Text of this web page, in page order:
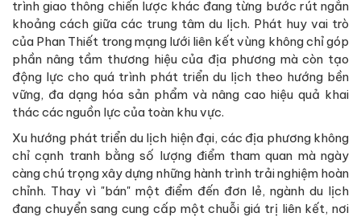
trình giao thông chiến lược khác đang từng bước rút ngắn
khoảng cách giữa các trung tâm du lịch. Phát huy vai trò
của Phan Thiết trong mạng lưới liên kết vùng không chỉ góp
phần nâng tầm thương hiệu của địa phương mà còn tạo
động lực cho quá trình phát triển du lịch theo hướng bền
vững, đa dạng hóa sản phẩm và nâng cao hiệu quả khai
thác các nguồn lực của toàn khu vực.
Xu hướng phát triển du lịch hiện đại, các địa phương không
chỉ cạnh tranh bằng số lượng điểm tham quan mà ngày
càng chú trọng xây dựng những hành trình trải nghiệm hoàn
chỉnh. Thay vì "bán" một điểm đến đơn lẻ, ngành du lịch
đang chuyển sang cung cấp một chuỗi giá trị liên kết, nơi